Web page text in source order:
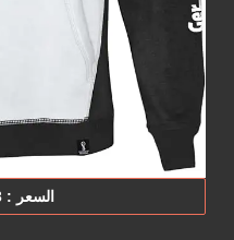
السعر : 63‏.58 درهم